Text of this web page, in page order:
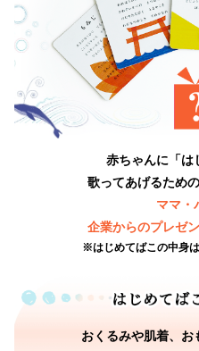
赤ちゃんに「は
歌ってあげるため
ママ・
企業からのプレゼ
※はじめてばこの中身
おくるみや肌着、お